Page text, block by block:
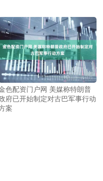
色配资门户网 美媒称特朗普
府已开始制定对古巴军事行动
案